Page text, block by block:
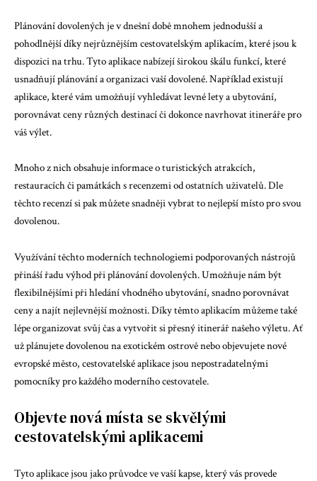
Plánování dovolených je v dnešní době mnohem jednodušší a
pohodlnější díky nejrůznějším cestovatelským aplikacím, které jsou k
dispozici na trhu. Tyto aplikace nabízejí širokou škálu funkcí, které
usnadňují plánování a organizaci vaší dovolené. Například existují
aplikace, které vám umožňují vyhledávat levné lety a ubytování,
porovnávat ceny různých destinací či dokonce navrhovat itineráře pro
váš výlet.
Mnoho z nich obsahuje informace o turistických atrakcích,
restauracích či památkách s recenzemi od ostatních uživatelů. Dle
těchto recenzí si pak můžete snadněji vybrat to nejlepší místo pro svou
dovolenou.
Využívání těchto moderních technologiemi podporovaných nástrojů
přináší řadu výhod při plánování dovolených. Umožňuje nám být
flexibilnějšími při hledání vhodného ubytování, snadno porovnávat
ceny a najít nejlevnější možnosti. Díky těmto aplikacím můžeme také
lépe organizovat svůj čas a vytvořit si přesný itinerář našeho výletu. Ať
už plánujete dovolenou na exotickém ostrově nebo objevujete nové
evropské město, cestovatelské aplikace jsou nepostradatelnými
pomocníky pro každého moderního cestovatele.
Objevte nová místa se skvělými
cestovatelskými aplikacemi
Tyto aplikace jsou jako průvodce ve vaší kapse, který vás provede